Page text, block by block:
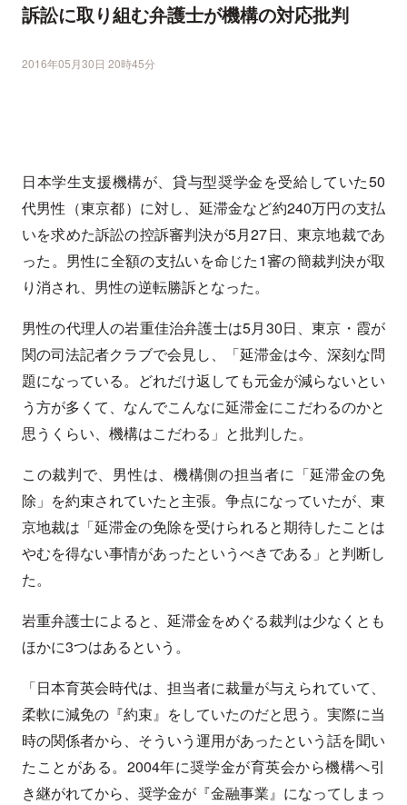
訴訟に取り組む弁護士が機構の対応批判
2016年05月30日 20時45分
日本学生支援機構が、貸与型奨学金を受給していた50
代男性（東京都）に対し、延滞金など約240万円の支払
いを求めた訴訟の控訴審判決が5月27日、東京地裁であ
った。男性に全額の支払いを命じた1審の簡裁判決が取
り消され、男性の逆転勝訴となった。
男性の代理人の岩重佳治弁護士は5月30日、東京・霞が
関の司法記者クラブで会見し、「延滞金は今、深刻な問
題になっている。どれだけ返しても元金が減らないとい
う方が多くて、なんでこんなに延滞金にこだわるのかと
思うくらい、機構はこだわる」と批判した。
この裁判で、男性は、機構側の担当者に「延滞金の免
除」を約束されていたと主張。争点になっていたが、東
京地裁は「延滞金の免除を受けられると期待したことは
やむを得ない事情があったというべきである」と判断し
た。
岩重弁護士によると、延滞金をめぐる裁判は少なくとも
ほかに3つはあるという。
「日本育英会時代は、担当者に裁量が与えられていて、
柔軟に減免の『約束』をしていたのだと思う。実際に当
時の関係者から、そういう運用があったという話を聞い
たことがある。2004年に奨学金が育英会から機構へ引
き継がれてから、奨学金が『金融事業』になってしまっ